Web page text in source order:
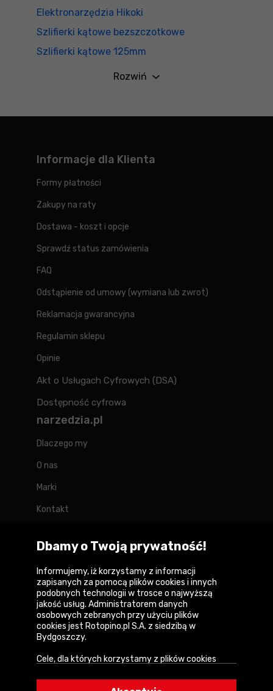
Elektronarzędzia Hikoki
Szlifierki kątowe bezszczotkowe
Szlifierki kątowe 125mm
Szlifierki kątowe akumulatorowe
Rozwiń
Informacje dla Klienta
Formy płatności
Zakupy na raty
Dostawa - koszt i opcje
Sprawdź status zamówienia
FAQ
Odstąpienie od umowy (wymiana lub zwrot)
Reklamacja gwarancyjna
Regulamin sklepu
Opinie
Akt o Usługach Cyfrowych (DSA)
Dostępność cyfrowa
narzedzia.pl
Dlaczego my
O nas
Marki
Kontakt
Forum
Copyright © 2026
Polityka prywatności i zasady korzystania z
serwisu
Informacja o plikach cookies
Dbamy o Twoją prywatność!
Informujemy, iż korzystamy z informacji
zapisanych za pomocą plików cookies i innych
podobnych technologii w trosce o najwyższą
jakość usług. Administratorem danych
osobowych zebranych przy użyciu plików
cookies jest Rotopino.pl S.A. z siedzibą w
Bydgoszczy.
Cele, dla których korzystamy z plików cookies